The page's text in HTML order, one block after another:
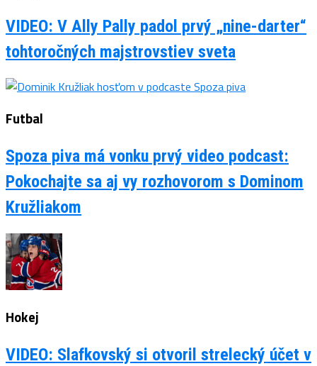
VIDEO: V Ally Pally padol prvý „nine-darter“
tohtoročných majstrovstiev sveta
Futbal
Spoza piva má vonku prvý video podcast:
Pokochajte sa aj vy rozhovorom s Dominom
Kružliakom
Hokej
VIDEO: Slafkovský si otvoril strelecký účet v